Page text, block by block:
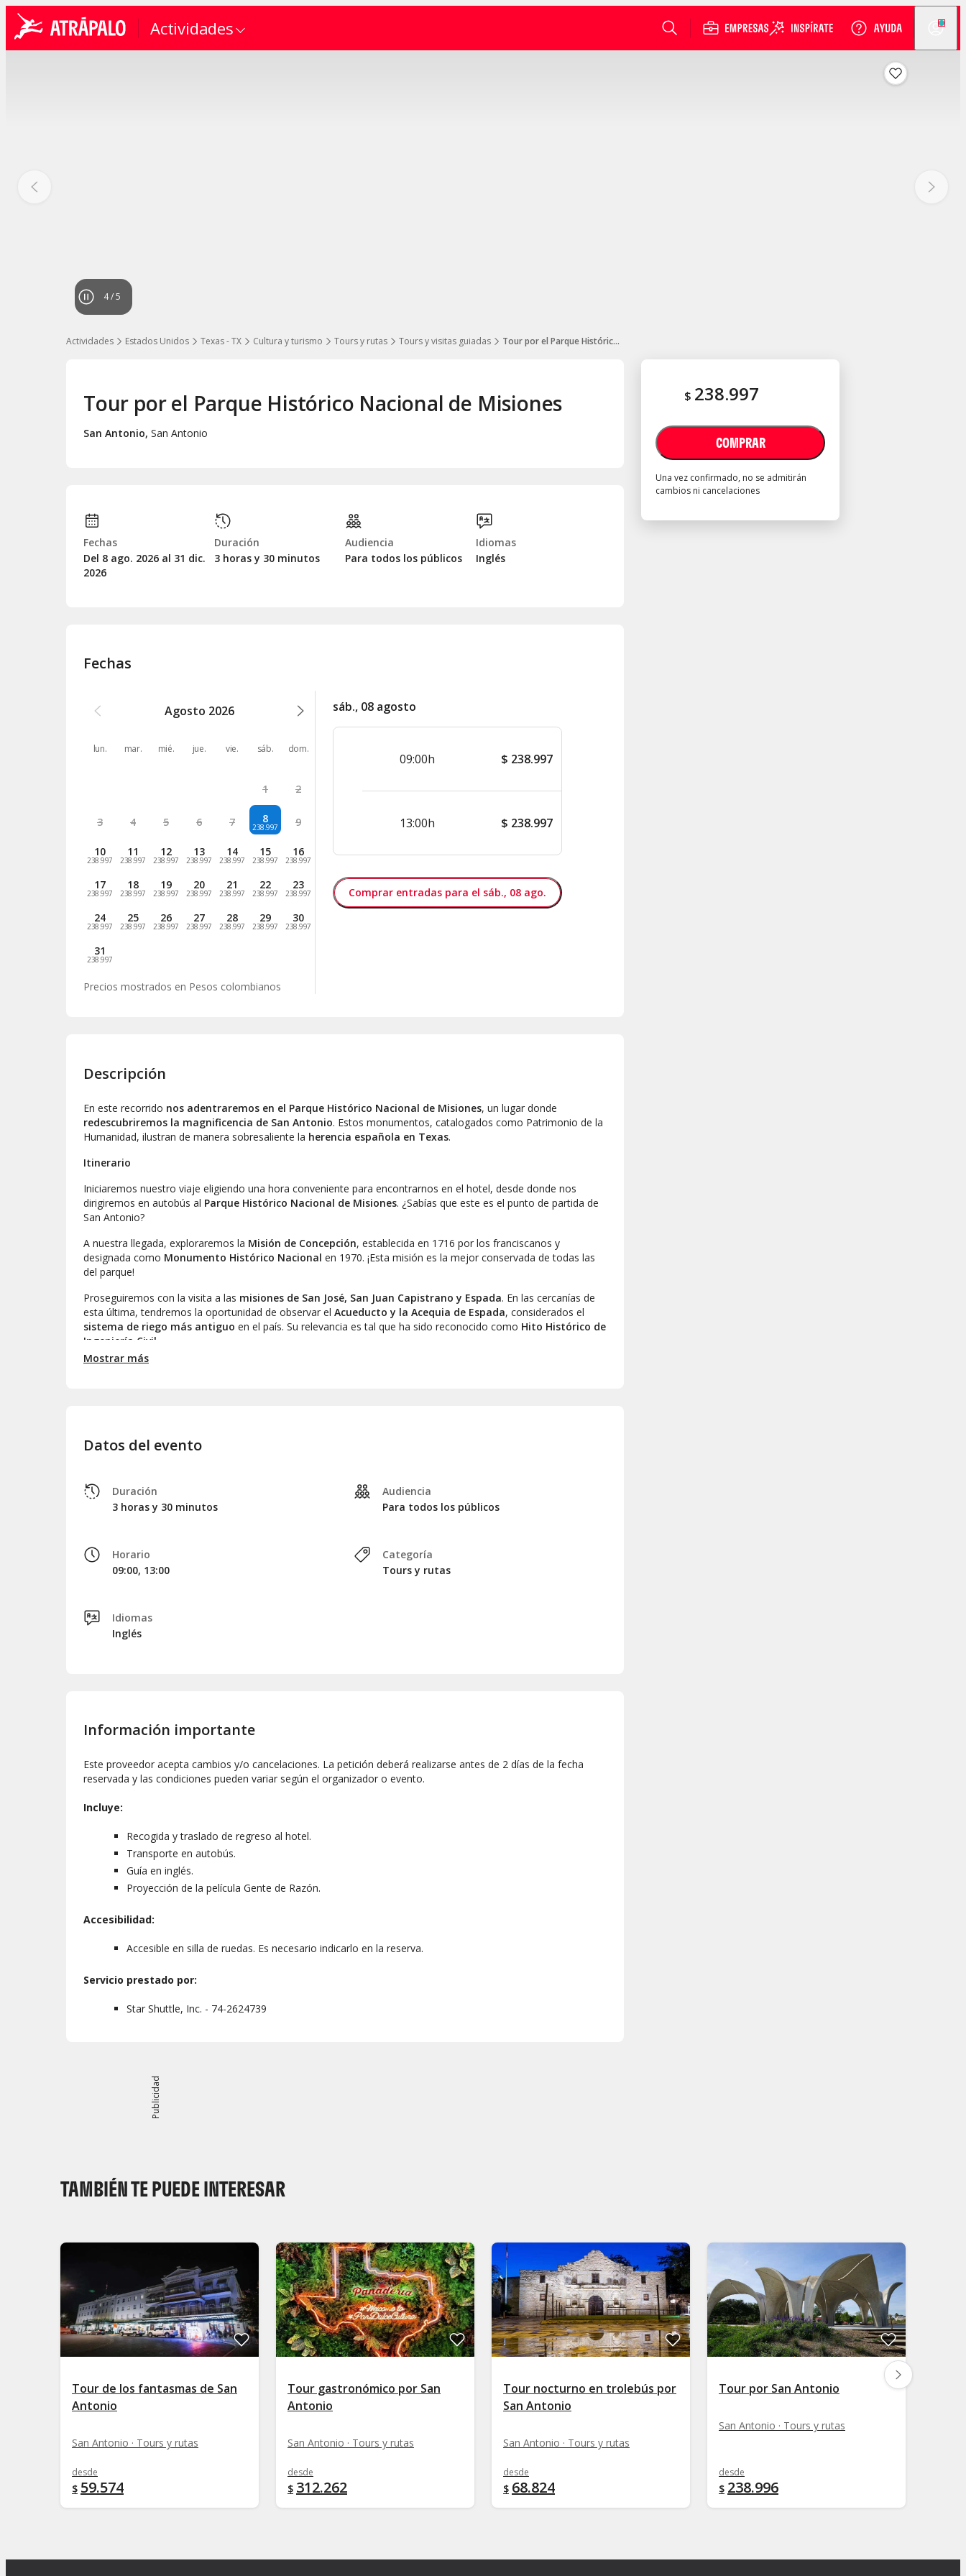
Actividades
4/5
Actividades Estados Unidos Texas - TX Cultura y turismo Tours y rutas Tours y visitas guiadas Tour por el Parque Histórico Nacional de Misiones
$ 238.997
COMPRAR
Una vez confirmado, no se admitirán
cambios ni cancelaciones
Tour por el Parque Histórico Nacional de Misiones
San Antonio, San Antonio
Fechas
Del 8 ago. 2026 al 31 dic.
2026
Duración
3 horas y 30 minutos
Audiencia
Para todos los públicos
Idiomas
Inglés
Fechas
Agosto 2026
lun. mar. mié. jue. vie. sáb. dom.
1 2
3 4 5 6 7 8
238.997 9
10
238.997
11
238.997
12
238.997
13
238.997
14
238.997
15
238.997
16
238.997
17
238.997
18
238.997
19
238.997
20
238.997
21
238.997
22
238.997
23
238.997
24
238.997
25
238.997
26
238.997
27
238.997
28
238.997
29
238.997
30
238.997
31
238.997
Precios mostrados en Pesos colombianos
sáb., 08 agosto
09:00h $ 238.997
13:00h $ 238.997
Comprar entradas para el sáb., 08 ago.
Descripción
En este recorrido nos adentraremos en el Parque Histórico Nacional de Misiones, un lugar donde
redescubriremos la magnificencia de San Antonio. Estos monumentos, catalogados como Patrimonio de la
Humanidad, ilustran de manera sobresaliente la herencia española en Texas.
Itinerario
Iniciaremos nuestro viaje eligiendo una hora conveniente para encontrarnos en el hotel, desde donde nos
dirigiremos en autobús al Parque Histórico Nacional de Misiones. ¿Sabías que este es el punto de partida de
San Antonio?
A nuestra llegada, exploraremos la Misión de Concepción, establecida en 1716 por los franciscanos y
designada como Monumento Histórico Nacional en 1970. ¡Esta misión es la mejor conservada de todas las
del parque!
Proseguiremos con la visita a las misiones de San José, San Juan Capistrano y Espada. En las cercanías de
esta última, tendremos la oportunidad de observar el Acueducto y la Acequia de Espada, considerados el
sistema de riego más antiguo en el país. Su relevancia es tal que ha sido reconocido como Hito Histórico de
Ingeniería Civil
Asimismo, durante el recorrido podremos disfrutar de la aclamada
Mostrar más
Datos del evento
Duración
3 horas y 30 minutos
Horario
09:00, 13:00
Idiomas
Inglés
Audiencia
Para todos los públicos
Categoría
Tours y rutas
Información importante
Este proveedor acepta cambios y/o cancelaciones. La petición deberá realizarse antes de 2 días de la fecha
reservada y las condiciones pueden variar según el organizador o evento.
Incluye:
Recogida y traslado de regreso al hotel.
Transporte en autobús.
Guía en inglés.
Proyección de la película Gente de Razón.
Accesibilidad:
Accesible en silla de ruedas. Es necesario indicarlo en la reserva.
Servicio prestado por:
Star Shuttle, Inc. - 74-2624739
Publicidad
TAMBIÉN TE PUEDE INTERESAR
Tour de los fantasmas de San
Antonio
San Antonio · Tours y rutas
desde
$ 59.574
Tour gastronómico por San
Antonio
San Antonio · Tours y rutas
desde
$ 312.262
Tour nocturno en trolebús por
San Antonio
San Antonio · Tours y rutas
desde
$ 68.824
Tour por San Antonio
San Antonio · Tours y rutas
desde
$ 238.996